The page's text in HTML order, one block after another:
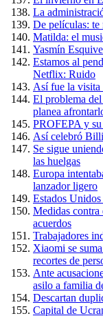
La
De películas:
Matilda: el
Yasmín
Estamos al
Netflix: Ruido
Así fue la visita
El problema
planea
PROFEPA y
Así celebró
Se sigue
las huelgas
Europa
lanzador ligero
Estados
Medidas
acuerdos
Trabajadores
Xiaomi se
recortes de
Ante
asilo a familia
Descartan
Capital de